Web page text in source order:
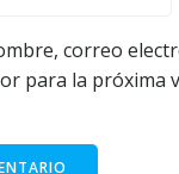
correo
para la próxima